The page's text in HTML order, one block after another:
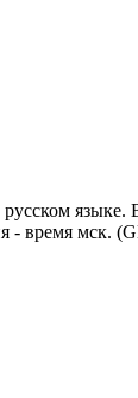
- время мск.